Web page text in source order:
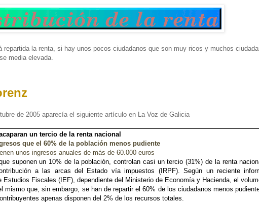
repartida la renta, si hay unos pocos ciudadanos que son muy ricos y muchos
media elevada.
de 2005 aparecía el siguiente artículo en La Voz de Galicia
un tercio de la renta nacional
que el 60% de la población menos pudiente
unos ingresos anuales de más de 60.000 euros
suponen un 10% de la población, controlan casi un tercio (31%) de la renta
a las arcas del Estado vía impuestos (IRPF). Según un reciente
Estudios Fiscales (IEF), dependiente del Ministerio de Economía y Hacienda, el
mismo que, sin embargo, se han de repartir el 60% de los ciudadanos menos
apenas disponen del 2% de los recursos totales.